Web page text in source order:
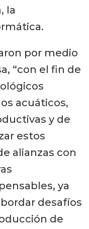
la
por medio
“con el fin de
acuáticos,
y de
estos
alianzas con
ya
desafíos
de